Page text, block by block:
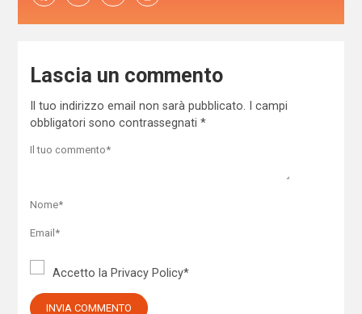
Lascia un commento
Il tuo indirizzo email non sarà pubblicato.
I campi
obbligatori sono contrassegnati *
Accetto la Privacy Policy*